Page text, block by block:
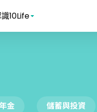
10Life
金 儲蓄與投資